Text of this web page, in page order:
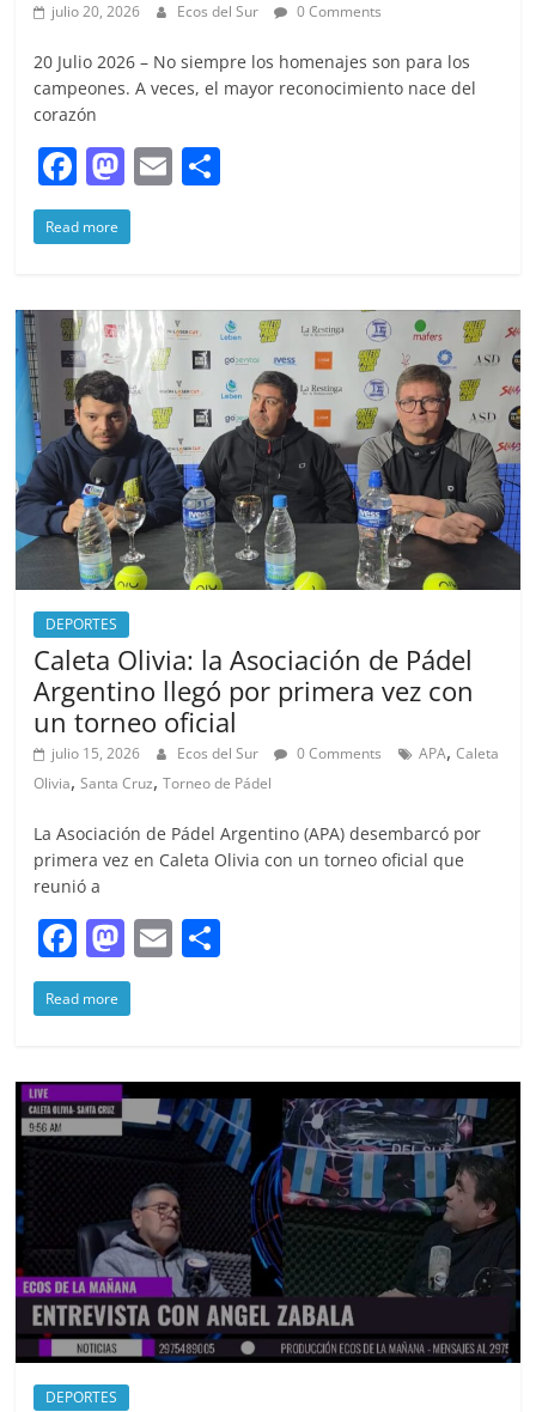
julio 20, 2026 Ecos del Sur 0 Comments
20 Julio 2026 – No siempre los homenajes son para los
campeones. A veces, el mayor reconocimiento nace del
corazón
F
a
c
b
o
o
k
M
a
st
d
o
n
E
Read more
DEPORTES
Caleta Olivia: la Asociación de Pádel
Argentino llegó por primera vez con
un torneo oficial
julio 15, 2026 Ecos del Sur 0 Comments APA,Caleta
Olivia,Santa Cruz,Torneo de Pádel
La Asociación de Pádel Argentino (APA) desembarcó por
primera vez en Caleta Olivia con un torneo oficial que
reunió a
F
a
c
b
o
o
M
a
st
d
o
E
Read more
DEPORTES